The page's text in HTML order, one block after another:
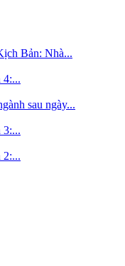
Bản: Nhà...
4:...
sau ngày...
3:...
2:...